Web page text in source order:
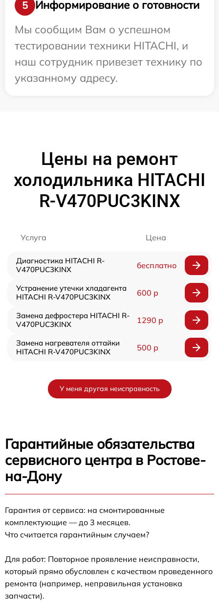
5
Информирование о готовности
Мы сообщим Вам о успешном
тестировании техники HITACHI, и
наш сотрудник привезет технику по
указанному адресу.
Цены на ремонт
холодильника HITACHI
R-V470PUC3KINX
Услуга Цена
Диагностика HITACHI R-
V470PUC3KINX
бесплатно
Устранение утечки хладагента
HITACHI R-V470PUC3KINX
600 р
Замена дефростера HITACHI R-
V470PUC3KINX
1290 р
Замена нагревателя оттайки
HITACHI R-V470PUC3KINX
500 р
У меня другая неисправность
Гарантийные обязательства
сервисного центра в Ростове-
на-Дону
Гарантия от сервиса: на смонтированные
комплектующие — до 3 месяцев.
Что считается гарантийным случаем?
Для работ: Повторное проявление неисправности,
который прямо обусловлен с качеством проведенного
ремонта (например, неправильная установка
запчасти).